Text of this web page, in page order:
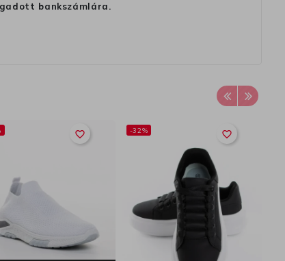
bankszámlára.
favorite_border favorite_border
-32%